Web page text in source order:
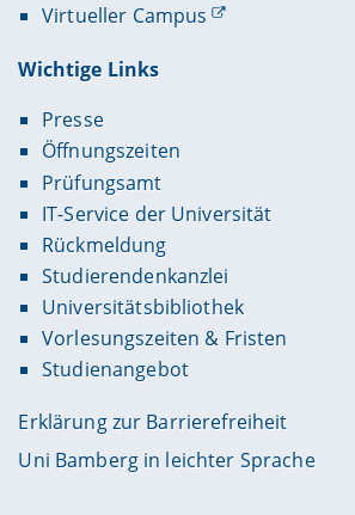
Virtueller Campus
Wichtige Links
Presse
Öffnungszeiten
Prüfungsamt
IT-Service der Universität
Rückmeldung
Studierendenkanzlei
Universitätsbibliothek
Vorlesungszeiten & Fristen
Studienangebot
Erklärung zur Barrierefreiheit
Uni Bamberg in leichter Sprache